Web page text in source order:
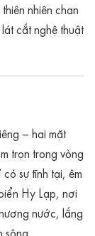
nhiên chan
cắt nghệ thuật
– hai mặt
trọn trong vòng
sự tĩnh tại, êm
Hy Lạp, nơi
nước, lắng
sông.